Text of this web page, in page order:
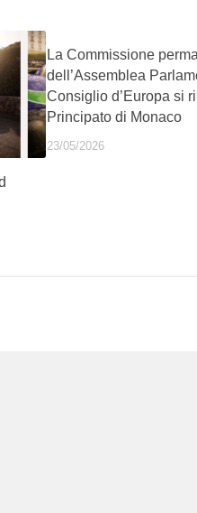
La Commissione
dell’Assemblea
Consiglio d’Europa si
Principato di Monaco
23/05/2026